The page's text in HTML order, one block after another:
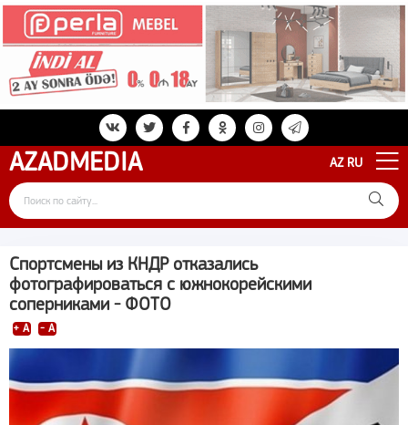
AZADMEDIA AZ RU
Спортсмены из КНДР отказались
фотографироваться с южнокорейскими
соперниками - ФОТО
+ A - A